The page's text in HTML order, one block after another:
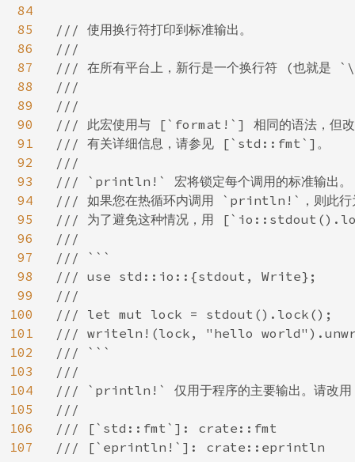
84
85
86
87
88
89
90
91
92
93
94
95
96
97
98
99
100
101
102
103
104
105
106
107
/// 使用换行符打印到标准输出。
///
/// 在所有平台上，新行是一个换行符 (也就
///
///
/// 此宏使用与 [`format!`] 相同的语法，但改
/// 有关详细信息，请参见 [`std::fmt`]。
///
/// `println!` 宏将锁定每个调用的标准输出。
/// 如果您在热循环内调用 `println!`，则此行为
/// 为了避免这种情况，用
///
/// ```
/// use std::io::{stdout, Write};
///
/// let mut lock = stdout().lock();
/// writeln!(lock, "hello
/// ```
///
/// `println!` 仅用于程序的主要输出。请改
///
/// [`std::fmt`]: crate::fmt
/// [`eprintln!`]: crate::eprintln